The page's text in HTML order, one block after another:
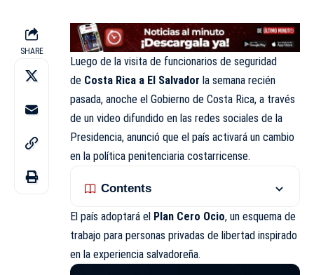
SHARE
Luego de la visita de funcionarios de seguridad
de Costa Rica a El Salvador la semana recién
pasada, anoche el Gobierno de Costa Rica, a través
de un video difundido en las redes sociales de la
Presidencia, anunció que el país activará un cambio
en la política penitenciaria costarricense.
Contents
El país adoptará el Plan Cero Ocio, un esquema de
trabajo para personas privadas de libertad inspirado
en la experiencia salvadoreña.